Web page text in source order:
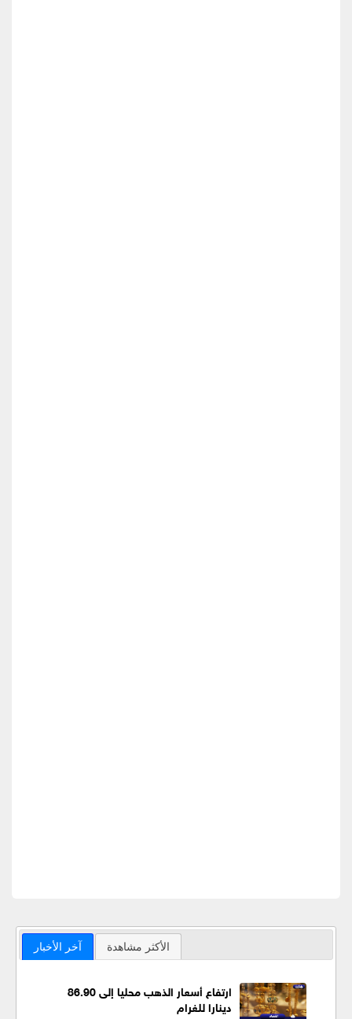
آخر الأخبار الأكثر مشاهدة
ارتفاع أسعار الذهب محليا إلى 86.90
دينارا للغرام